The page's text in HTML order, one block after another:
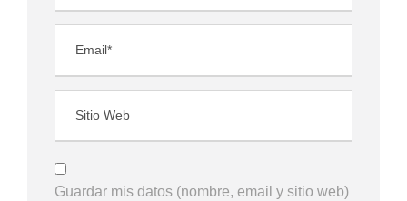
Guardar mis datos (nombre, email y sitio web)